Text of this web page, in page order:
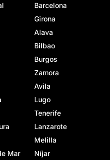
Barcelona
Girona
Alava
Bilbao
Burgos
Zamora
Avila
Lugo
Tenerife
Lanzarote
Melilla
Mar
Níjar